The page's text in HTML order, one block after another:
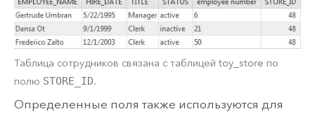
Таблица сотрудников связана с таблицей toy_store по
полю STORE_ID.
Определенные поля также используются для